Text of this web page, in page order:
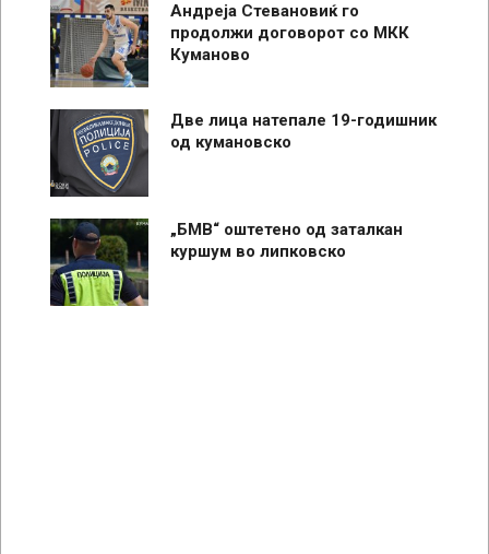
Андреја Стевановиќ го
продолжи договорот со МКК
Куманово
Две лица натепале 19-годишник
од кумановско
„БМВ“ оштетено од заталкан
куршум во липковско